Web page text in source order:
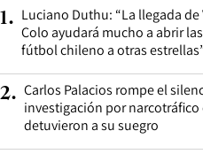
1. Luciano Duthu: “La llegada de
Colo ayudará mucho a abrir
fútbol chileno a otras
2. Carlos Palacios rompe el
investigación por narcotráfico
detuvieron a su suegro